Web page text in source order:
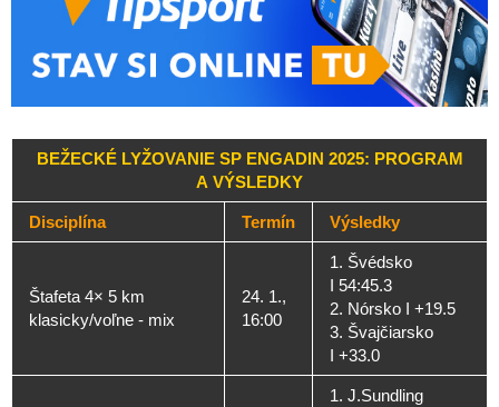
BEŽECKÉ LYŽOVANIE SP ENGADIN 2025: PROGRAM
A VÝSLEDKY
Disciplína Termín Výsledky
Štafeta 4× 5 km
klasicky/voľne - mix
24. 1.,
16:00
1. Švédsko
I 54:45.3
2. Nórsko I +19.5
3. Švajčiarsko
I +33.0
1. J.Sundling